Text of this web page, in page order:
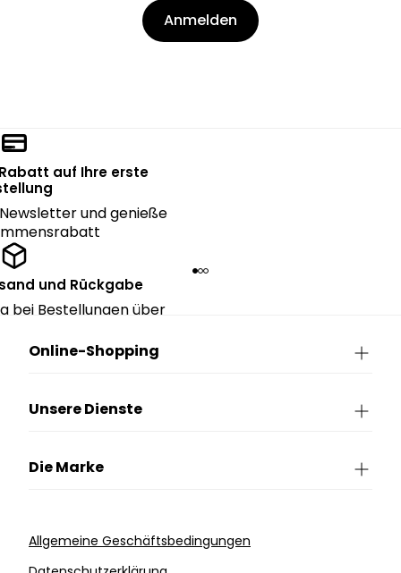
Anmelden
auf Ihre erste
und genieße
und Rückgabe
bei Bestellungen über
Online-Shopping
Unsere Dienste
Die Marke
Allgemeine Geschäftsbedingungen